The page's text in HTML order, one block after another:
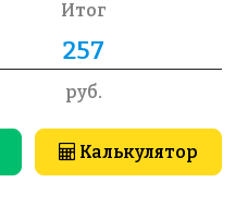
Итог
руб.
Калькулятор